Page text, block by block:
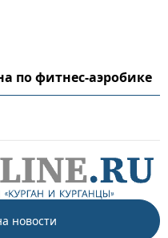
по фитнес-аэробике
новости